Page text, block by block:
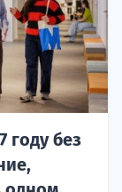
году без